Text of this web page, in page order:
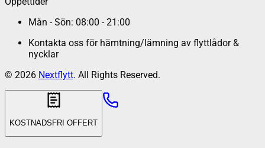
Mån - Sön: 08:00 - 21:00
Kontakta oss för hämtning/lämning av flyttlådor &
nycklar
© 2026 Nextflytt. All Rights Reserved.
KOSTNADSFRI OFFERT